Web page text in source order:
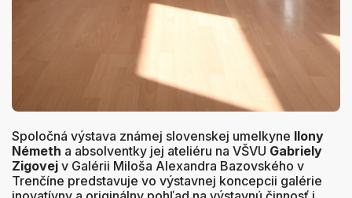
Spoločná výstava známej slovenskej umelkyne Ilony
Németh a absolventky jej ateliéru na VŠVU Gabriely
Zigovej v Galérii Miloša Alexandra Bazovského v
Trenčíne predstavuje vo výstavnej koncepcii galérie